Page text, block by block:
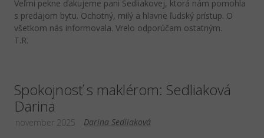
Veľmi pekne ďakujeme pani Sedliakovej, ktorá nám pomohla
s predajom bytu. Ochotný, milý a hlavne ľudský prístup. O
všetkom nás informovala. Vrelo odporúčam ostatným.
T.R.
Spokojnosť s maklérom: Sedliaková
Darina
Darina Sedliaková
november 2025